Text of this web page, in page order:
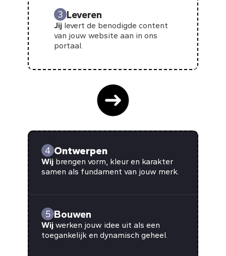
3 Leveren
Jij levert de benodigde content
van jouw website aan in ons
portaal.
4 Ontwerpen
Wij brengen vorm, kleur en karakter
samen als fundament van jouw merk.
5 Bouwen
Wij werken jouw idee uit als een
toegankelijk en dynamisch geheel.